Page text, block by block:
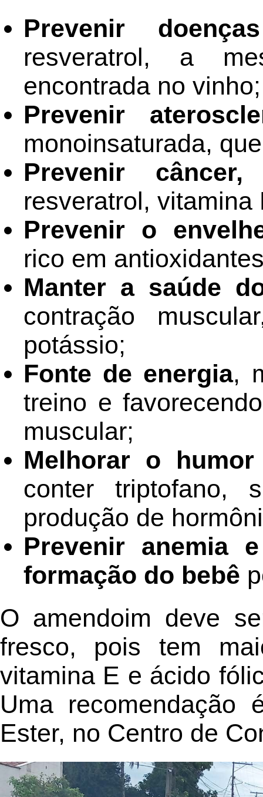
Prevenir
resveratrol, a
encontrada no vinho;
Prevenir
monoinsaturada,
Prevenir câncer,
resveratrol, vitamina
Prevenir o
rico em
Manter a saúde
contração
potássio;
Fonte de energia,
treino e
muscular;
Melhorar o humor
conter triptofano,
produção de
Prevenir anemia
formação do bebê
O amendoim deve
fresco, pois tem
vitamina E e ácido
Uma recomendação
Ester, no Centro de